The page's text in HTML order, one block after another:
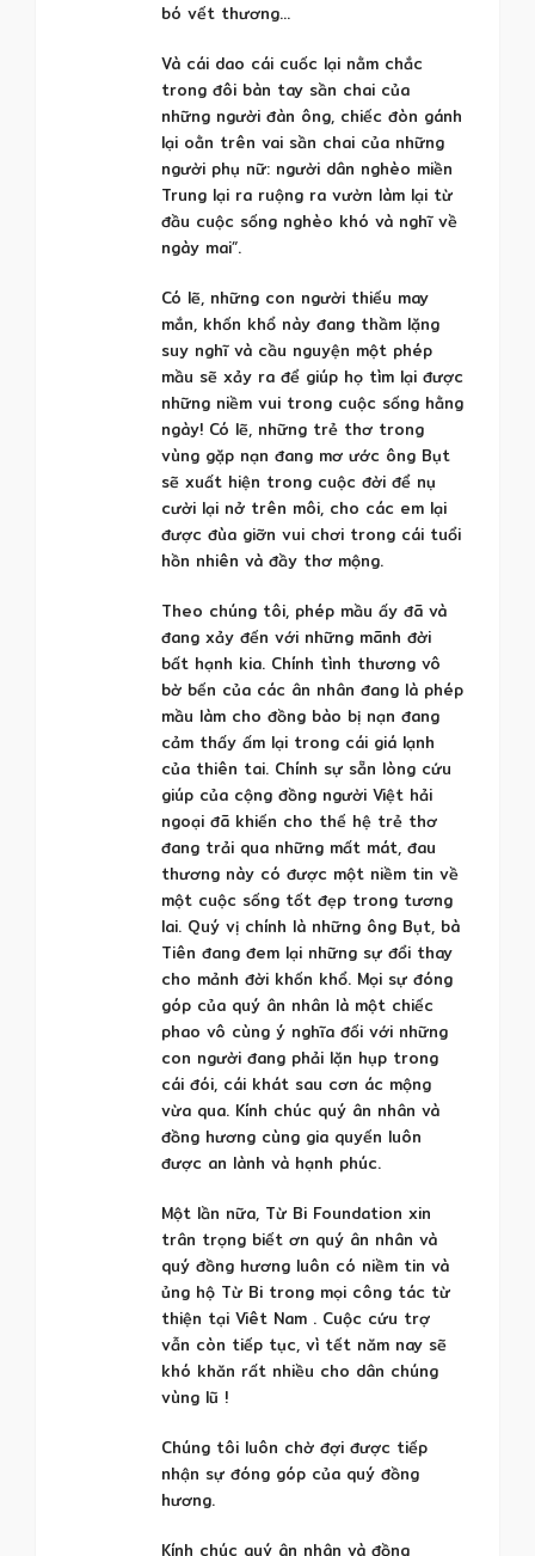
bó vết thương…
Và cái dao cái cuốc lại nằm chắc
trong đôi bàn tay sần chai của
những người đàn ông, chiếc đòn gánh
lại oằn trên vai sần chai của những
người phụ nữ: người dân nghèo miền
Trung lại ra ruộng ra vườn làm lại từ
đầu cuộc sống nghèo khó và nghĩ về
ngày mai”.
Có lẽ, những con người thiếu may
mắn, khốn khổ này đang thầm lặng
suy nghĩ và cầu nguyện một phép
mầu sẽ xảy ra để giúp họ tìm lại được
những niềm vui trong cuộc sống hằng
ngày! Có lẽ, những trẻ thơ trong
vùng gặp nạn đang mơ ước ông Bụt
sẽ xuất hiện trong cuộc đời để nụ
cười lại nở trên môi, cho các em lại
được đùa giỡn vui chơi trong cái tuổi
hồn nhiên và đầy thơ mộng.
Theo chúng tôi, phép mầu ấy đã và
đang xảy đến với những mãnh đời
bất hạnh kia. Chính tình thương vô
bờ bến của các ân nhân đang là phép
mầu làm cho đồng bào bị nạn đang
cảm thấy ấm lại trong cái giá lạnh
của thiên tai. Chính sự sẵn lòng cứu
giúp của cộng đồng người Việt hải
ngoại đã khiến cho thế hệ trẻ thơ
đang trải qua những mất mát, đau
thương này có được một niềm tin về
một cuộc sống tốt đẹp trong tương
lai. Quý vị chính là những ông Bụt, bà
Tiên đang đem lại những sự đổi thay
cho mảnh đời khốn khổ. Mọi sự đóng
góp của quý ân nhân là một chiếc
phao vô cùng ý nghĩa đối với những
con người đang phải lặn hụp trong
cái đói, cái khát sau cơn ác mộng
vừa qua. Kính chúc quý ân nhân và
đồng hương cùng gia quyến luôn
được an lành và hạnh phúc.
Một lần nữa, Từ Bi Foundation xin
trân trọng biết ơn quý ân nhân và
quý đồng hương luôn có niềm tin và
ủng hộ Từ Bi trong mọi công tác từ
thiện tại Viêt Nam . Cuộc cứu trợ
vẫn còn tiếp tục, vì tết năm nay sẽ
khó khăn rất nhiều cho dân chúng
vùng lũ !
Chúng tôi luôn chờ đợi được tiếp
nhận sự đóng góp của quý đồng
hương.
Kính chúc quý ân nhân và đồng